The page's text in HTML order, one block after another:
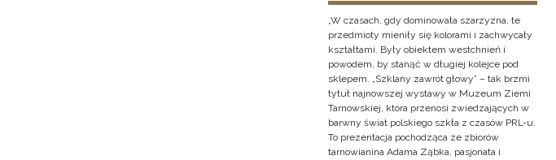
„W czasach, gdy dominowała szarzyzna, te
przedmioty mieniły się kolorami i zachwycały
kształtami. Były obiektem westchnień i
powodem, by stanąć w długiej kolejce pod
sklepem. „Szklany zawrót głowy” – tak brzmi
tytuł najnowszej wystawy w Muzeum Ziemi
Tarnowskiej, która przenosi zwiedzających w
barwny świat polskiego szkła z czasów PRL-u.
To prezentacja pochodząca ze zbiorów
tarnowianina Adama Ząbka, pasjonata i